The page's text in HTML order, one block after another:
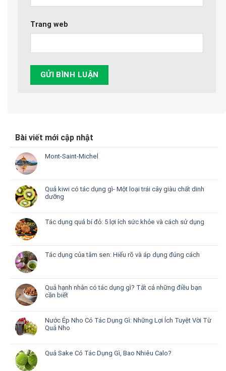
Trang web
Bài viết mới cập nhật
Mont-Saint-Michel
Quả kiwi có tác dụng gì- Một loại trái cây giàu chất dinh
dưỡng
Tác dụng quả bí đỏ: 5 lợi ích sức khỏe và cách sử dụng
Tác dụng của tâm sen: Hiểu rõ và áp dụng đúng cách
Quả hạnh nhân có tác dụng gì? Tất cả những điều bạn
cần biết
Nước Ép Nho Có Tác Dụng Gì: Những Lợi Ích Tuyệt Vời Từ
Quả Nho
Quả Sake Có Tác Dụng Gì, Bao Nhiêu Calo?